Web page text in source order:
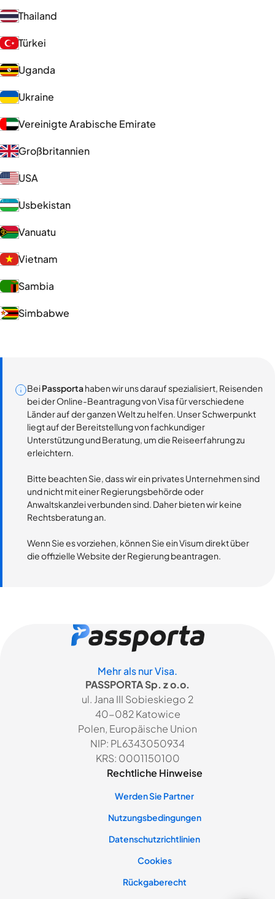
Thailand
Türkei
Uganda
Ukraine
Vereinigte Arabische Emirate
Großbritannien
USA
Usbekistan
Vanuatu
Vietnam
Sambia
Simbabwe
BeiPassportahaben wir uns darauf spezialisiert, Reisenden
bei der Online-Beantragung von Visa für verschiedene
Länder auf der ganzen Welt zu helfen. Unser Schwerpunkt
liegt auf der Bereitstellung von fachkundiger
Unterstützung und Beratung, um die Reiseerfahrung zu
erleichtern.
Bitte beachten Sie, dass wir ein privates Unternehmen sind
und nicht mit einer Regierungsbehörde oder
Anwaltskanzlei verbunden sind. Daher bieten wir keine
Rechtsberatung an.
Wenn Sie es vorziehen, können Sie ein Visum direkt über
die offizielle Website der Regierung beantragen.
Mehr als nur Visa.
PASSPORTA Sp. z o.o.
ul. Jana III Sobieskiego 2
40-082 Katowice
Polen, Europäische Union
NIP: PL6343050934
KRS: 0001150100
Rechtliche Hinweise
Werden Sie Partner
Nutzungsbedingungen
Datenschutzrichtlinien
Cookies
Rückgaberecht